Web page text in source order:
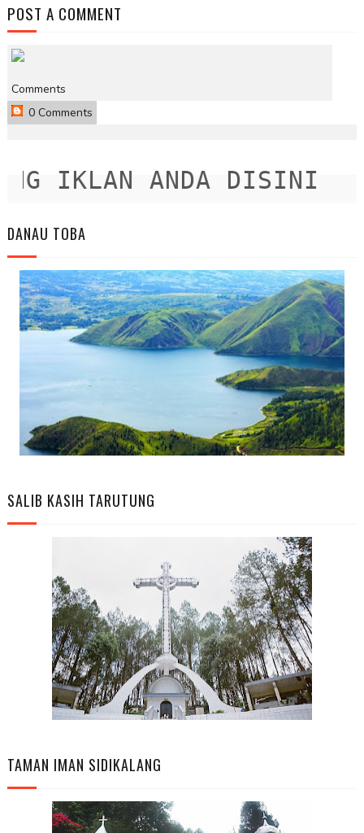
POST A COMMENT
Comments
0 Comments
IKLAN ANDA DISINI
DANAU TOBA
SALIB KASIH TARUTUNG
TAMAN IMAN SIDIKALANG